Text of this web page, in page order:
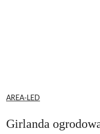
NAZWA
PRODUCENTA:
AREA-LED
Girlanda